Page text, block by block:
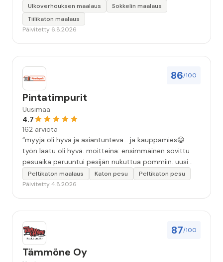
keskeyttämään n. 3 viikoksi. Maalaistulos on oikein
hyvä, yhteydenpito erinomaista, jälkityöt tehtiin
huolellisesti. Suosittelen. Erityiskiitos itse maalareille:
Ulkoverhouksen maalaus
Sokkelin maalaus
Tiilikaton maalaus
Päivitetty 6.8.2026
86/100
Pintatimpurit
Uusimaa
4.7
162 arviota
“myyjä oli hyvä ja asiantunteva... ja kauppamies😀
työn laatu oli hyvä. moitteina: ensimmäinen sovittu
pesuaika peruuntui pesijän nukuttua pommiin. uusi
aika piti ja työn jälki oikein hyvää ja osaavaa. toinen
murhe tuli koska olimme matkoilla ja jossain
vuorokautta pihalle...kunnes naapuri uskaltautui
pihallemme ja sulki hanan. Hieman siis tarkkuutta
hommiin ja hyvä tulee. ”
Peltikaton maalaus Katon pesu
Peltikaton pesu
Päivitetty 4.8.2026
87/100
Tämmöne Oy